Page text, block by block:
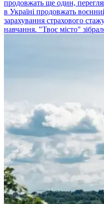
продовжать ще один,
в Україні продовжать
зарахування страхового
навчання. "Твоє місто"